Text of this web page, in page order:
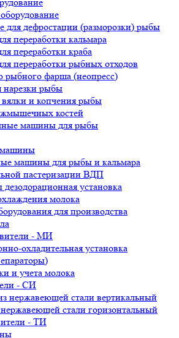
для дефростации (разморозки) рыбы
переработки кальмара
переработки краба
переработки рыбных отходов
рыбного фарша (неопресс)
нарезки рыбы
и копчения рыбы
костей
машины для рыбы
машины для рыбы и кальмара
пастеризации ВДП
дезодорационная установка
молока
для производства
- МИ
охладительная установка
и учета молока
- СИ
нержавеющей стали вертикальный
стали горизонтальный
- ТИ